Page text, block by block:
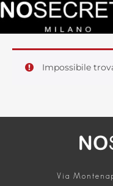
Impossibile
Via